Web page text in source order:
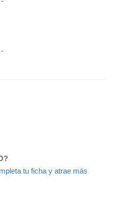
-
tu ficha y atrae más